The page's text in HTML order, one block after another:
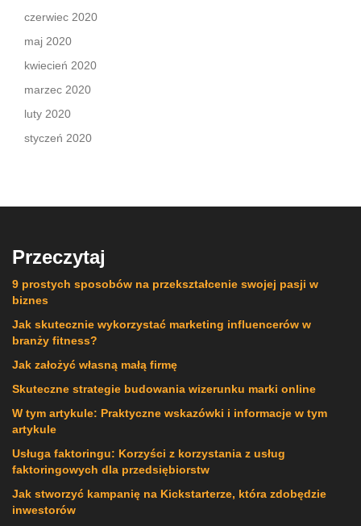
czerwiec 2020
maj 2020
kwiecień 2020
marzec 2020
luty 2020
styczeń 2020
Przeczytaj
9 prostych sposobów na przekształcenie swojej pasji w
biznes
Jak skutecznie wykorzystać marketing influencerów w
branży fitness?
Jak założyć własną małą firmę
Skuteczne strategie budowania wizerunku marki online
W tym artykule: Praktyczne wskazówki i informacje w tym
artykule
Usługa faktoringu: Korzyści z korzystania z usług
faktoringowych dla przedsiębiorstw
Jak stworzyć kampanię na Kickstarterze, która zdobędzie
inwestorów